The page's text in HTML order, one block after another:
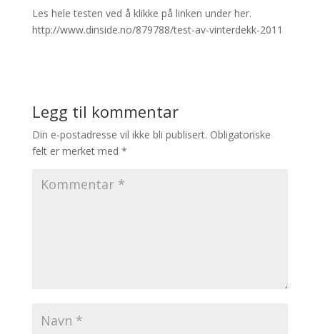
Les hele testen ved å klikke på linken under her.
http://www.dinside.no/879788/test-av-vinterdekk-2011
Legg til kommentar
Din e-postadresse vil ikke bli publisert. Obligatoriske
felt er merket med *